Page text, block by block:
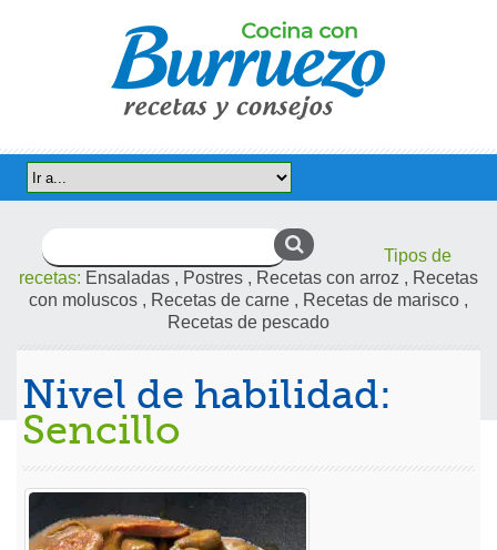
Tipos de
recetas: Ensaladas , Postres , Recetas con arroz , Recetas
con moluscos , Recetas de carne , Recetas de marisco ,
Recetas de pescado
Nivel de habilidad:
Sencillo